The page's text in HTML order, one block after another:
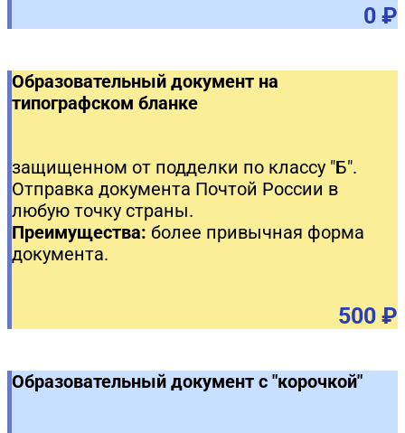
0 ₽
Образовательный документ на
типографском бланке
защищенном от подделки по классу "Б".
Отправка документа Почтой России в
любую точку страны.
Преимущества: более привычная форма
документа.
500 ₽
Образовательный документ с "корочкой"